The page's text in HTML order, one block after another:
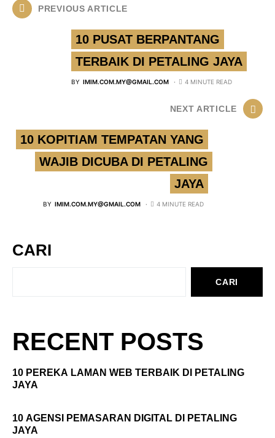
PREVIOUS ARTICLE
10 PUSAT BERPANTANG
TERBAIK DI PETALING JAYA
BY IMIM.COM.MY@GMAIL.COM 4 MINUTE READ
NEXT ARTICLE
10 KOPITIAM TEMPATAN YANG
WAJIB DICUBA DI PETALING
JAYA
BY IMIM.COM.MY@GMAIL.COM 4 MINUTE READ
CARI
CARI
RECENT POSTS
10 PEREKA LAMAN WEB TERBAIK DI PETALING
JAYA
10 AGENSI PEMASARAN DIGITAL DI PETALING
JAYA